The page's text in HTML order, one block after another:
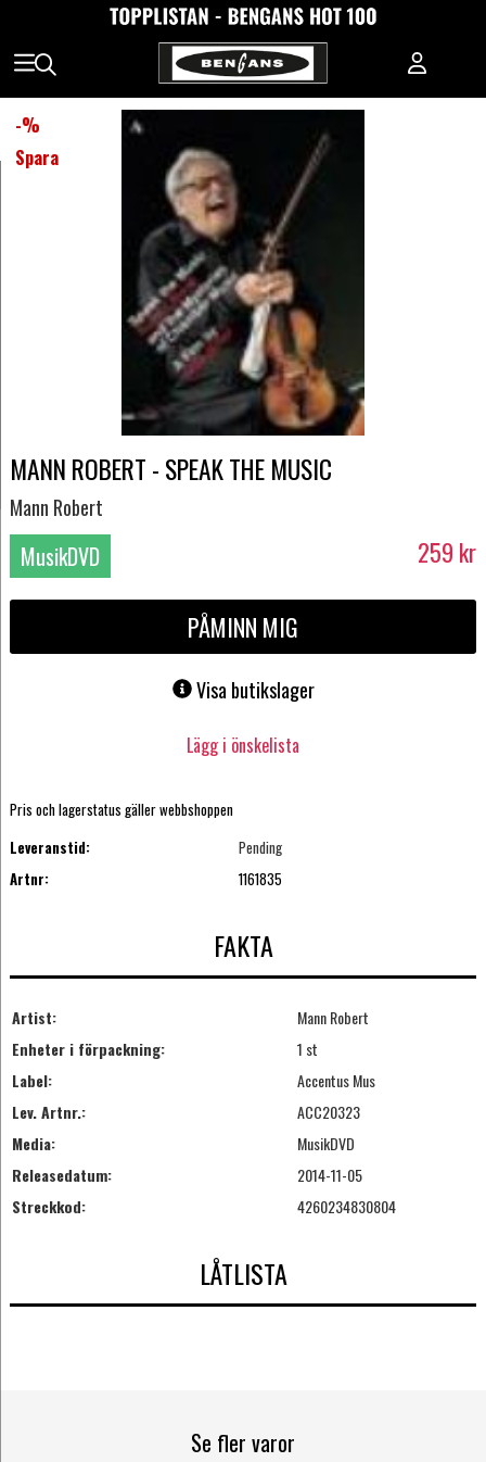
-%
Spara
MANN ROBERT - SPEAK THE MUSIC
Mann Robert
MusikDVD 259 kr
PÅMINN MIG
Visa butikslager
Lägg i önskelista
Pris och lagerstatus gäller webbshoppen
Leveranstid:
Pending
Artnr:
1161835
FAKTA
Artist:
Mann Robert
Enheter i förpackning:
1 st
Label:
Accentus Mus
Lev. Artnr.:
ACC20323
Media:
MusikDVD
Releasedatum:
2014-11-05
Streckkod:
4260234830804
LÅTLISTA
Se fler varor